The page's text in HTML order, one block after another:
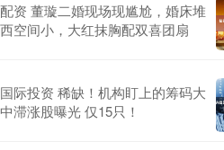
资 董璇二婚现场现尴尬，婚床堆
空间小，大红抹胸配双喜团扇
际投资 稀缺！机构盯上的筹码大
滞涨股曝光 仅15只！